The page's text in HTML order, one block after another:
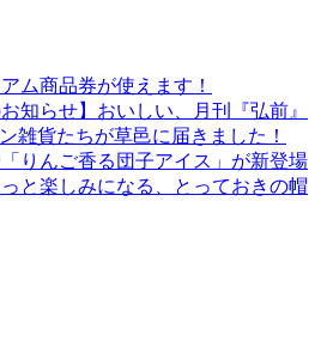
ム商品券が使えます！
知らせ】おいしい、月刊『弘前』
雑貨たちが草邑に届きました！
りんご香る団子アイス」が新登場
と楽しみになる、とっておきの帽